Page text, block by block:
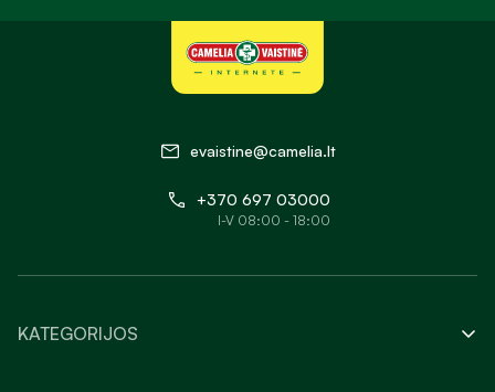
evaistine@camelia.lt
+370 697 03000
I-V 08:00 - 18:00
KATEGORIJOS